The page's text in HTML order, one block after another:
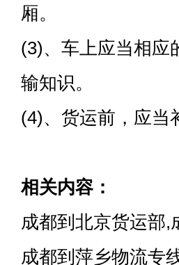
厢。
(3)、车上应当相应
输知识。
(4)、货运前，应当
相关内容：
成都到北京货运部,
成都到萍乡物流专